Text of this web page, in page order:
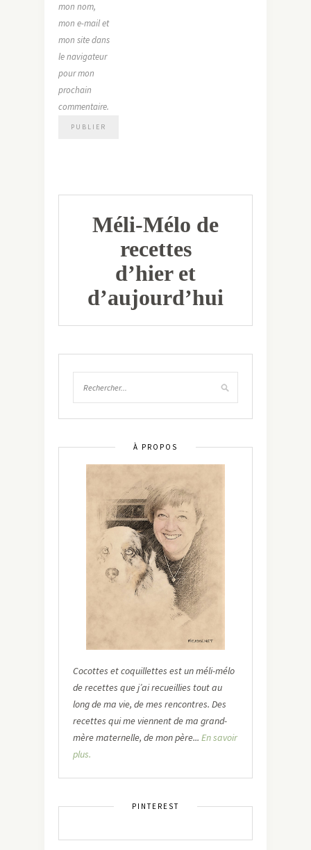
mon nom,
mon e-mail et
mon site dans
le navigateur
pour mon
prochain
commentaire.
Méli-Mélo de
recettes
d’hier et
d’aujourd’hui
À PROPOS
Cocottes et coquillettes est un méli-mélo
de recettes que j’ai recueillies tout au
long de ma vie, de mes rencontres. Des
recettes qui me viennent de ma grand-
mère maternelle, de mon père... En savoir
plus.
PINTEREST